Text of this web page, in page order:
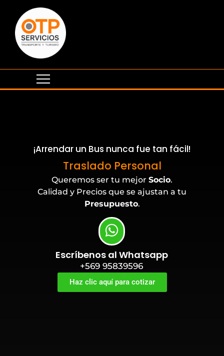
¡Arrendar un Bus nunca fue tan fácil!
Traslado Personal
Eventos Corporativos
Queremos ser tu mejor Socio.
Calidad y Precios que se ajustan a tu
Presupuesto.
Escríbenos al Whatsapp
+569 95839596
Haz clic aquí para cotizar